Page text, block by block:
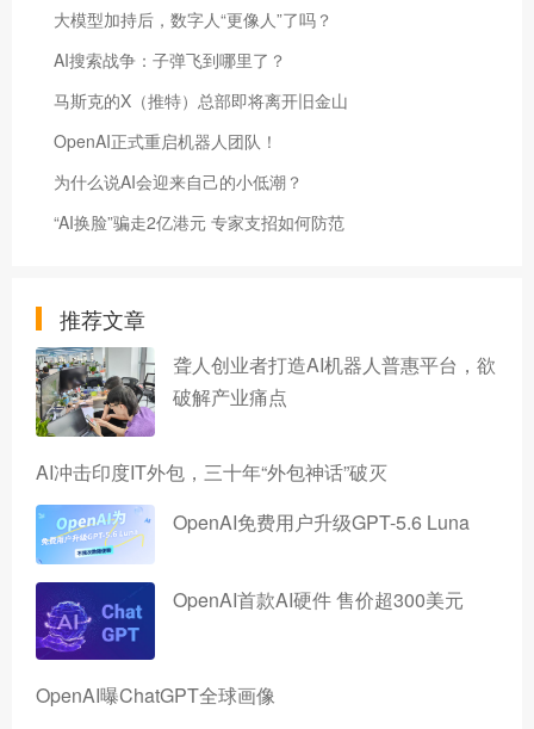
大模型加持后，数字人“更像人”了吗？
AI搜索战争：子弹飞到哪里了？
马斯克的X（推特）总部即将离开旧金山
OpenAI正式重启机器人团队！
为什么说AI会迎来自己的小低潮？
“AI换脸”骗走2亿港元 专家支招如何防范
推荐文章
聋人创业者打造AI机器人普惠平台，欲
破解产业痛点
AI冲击印度IT外包，三十年“外包神话”破灭
OpenAI免费用户升级GPT-5.6 Luna
OpenAI首款AI硬件 售价超300美元
OpenAI曝ChatGPT全球画像